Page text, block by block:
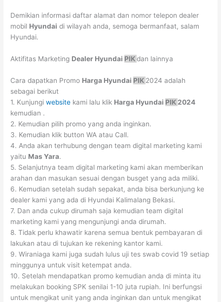
Demikian informasi daftar alamat dan nomor telepon dealer
mobil Hyundai di wilayah anda, semoga bermanfaat, salam
Hyundai.
Aktifitas Marketing Dealer Hyundai PIKdan lainnya
Cara dapatkan Promo Harga Hyundai PIK 2024 adalah
sebagai berikut
1. Kunjungiwebsite kami lalu klik Harga Hyundai PIK 2024
kemudian .
2. Kemudian pilih promo yang anda inginkan.
3. Kemudian klik button WA atau Call.
4. Anda akan terhubung dengan team digital marketing kami
yaitu Mas Yara.
5. Selanjutnya team digital marketing kami akan memberikan
arahan dan masukan sesuai dengan busget yang ada miliki.
6. Kemudian setelah sudah sepakat, anda bisa berkunjung ke
dealer kami yang ada di Hyundai Kalimalang Bekasi.
7. Dan anda cukup dirumah saja kemudian team digital
marketing kami yang mengunjungi anda dirumah.
8. Tidak perlu khawatir karena semua bentuk pembayaran di
lakukan atau di tujukan ke rekening kantor kami.
9. Wiraniaga kami juga sudah lulus uji tes swab covid 19 setiap
minggunya untuk visit ketempat anda.
10. Setelah mendapatkan promo kemudian anda di minta itu
melakukan booking SPK senilai 1-10 juta rupiah. Ini berfungsi
untuk mengikat unit yang anda inginkan dan untuk mengikat